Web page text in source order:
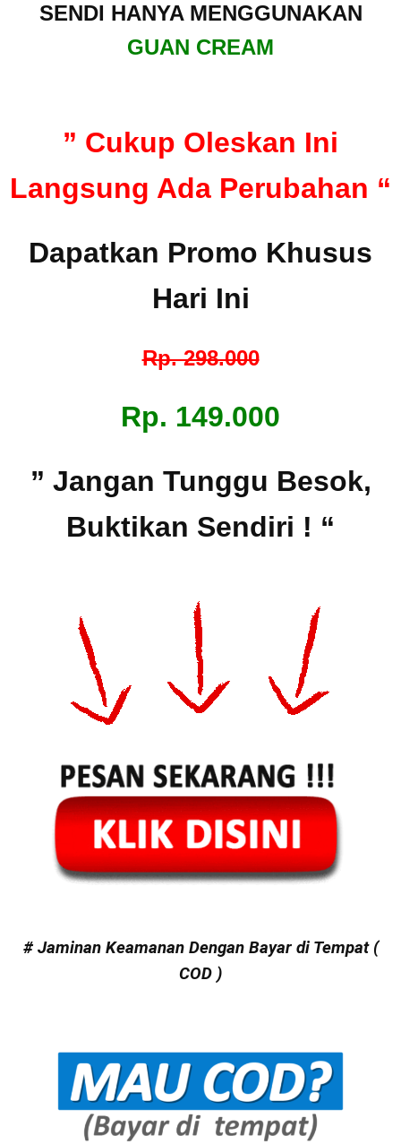
SENDI HANYA MENGGUNAKAN
GUAN CREAM
” Cukup Oleskan Ini
Langsung Ada Perubahan “
Dapatkan Promo Khusus
Hari Ini
Rp. 298.000
Rp. 149.000
” Jangan Tunggu Besok,
Buktikan Sendiri ! “
# Jaminan Keamanan Dengan Bayar di Tempat (
COD )